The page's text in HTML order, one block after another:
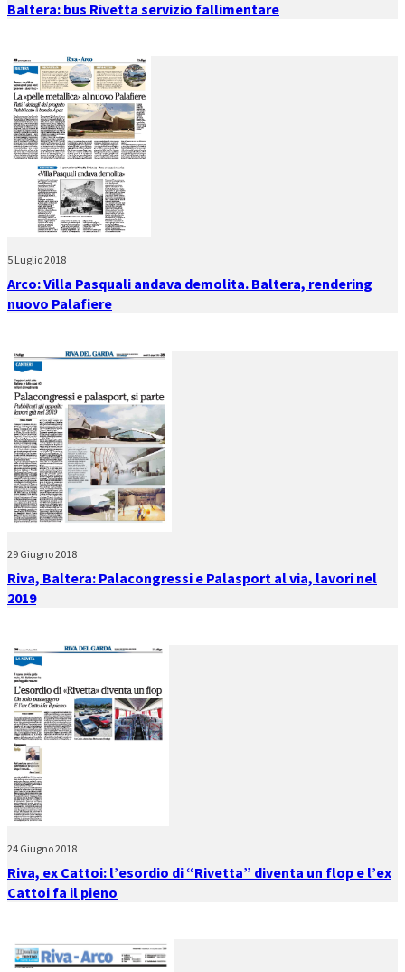
Baltera: bus Rivetta servizio fallimentare
5 Luglio 2018
Arco: Villa Pasquali andava demolita. Baltera, rendering
nuovo Palafiere
29 Giugno 2018
Riva, Baltera: Palacongressi e Palasport al via, lavori nel
2019
24 Giugno 2018
Riva, ex Cattoi: l’esordio di “Rivetta” diventa un flop e l’ex
Cattoi fa il pieno